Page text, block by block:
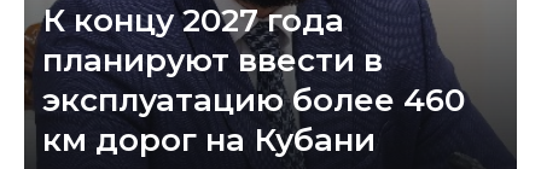
К концу 2027 года
планируют ввести в
эксплуатацию более 460
км дорог на Кубани